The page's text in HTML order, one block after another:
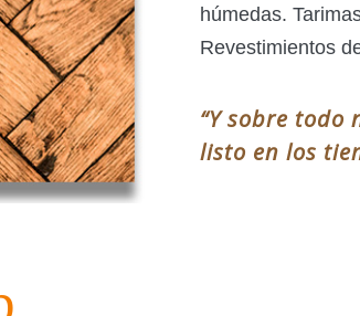
húmedas.
Revestimientos
“Y sobre todo
listo en los